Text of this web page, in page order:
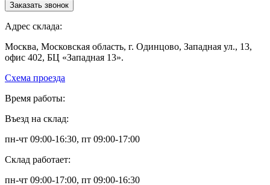
Заказать звонок
Адрес склада:
Москва, Московская область, г. Одинцово, Западная ул., 13,
офис 402, БЦ «Западная 13».
Схема проезда
Время работы:
Въезд на склад:
пн-чт 09:00-16:30, пт 09:00-17:00
Склад работает:
пн-чт 09:00-17:00, пт 09:00-16:30